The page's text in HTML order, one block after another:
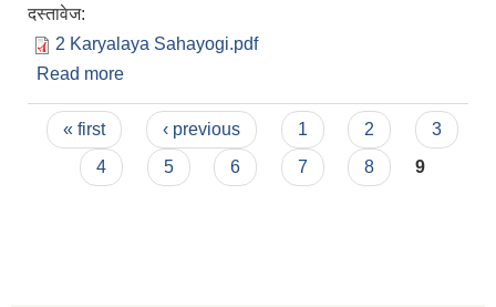
दस्तावेज:
2 Karyalaya Sahayogi.pdf
Read more
Pages
« first ‹ previous 1 2
3
4
5 6 7 8 9